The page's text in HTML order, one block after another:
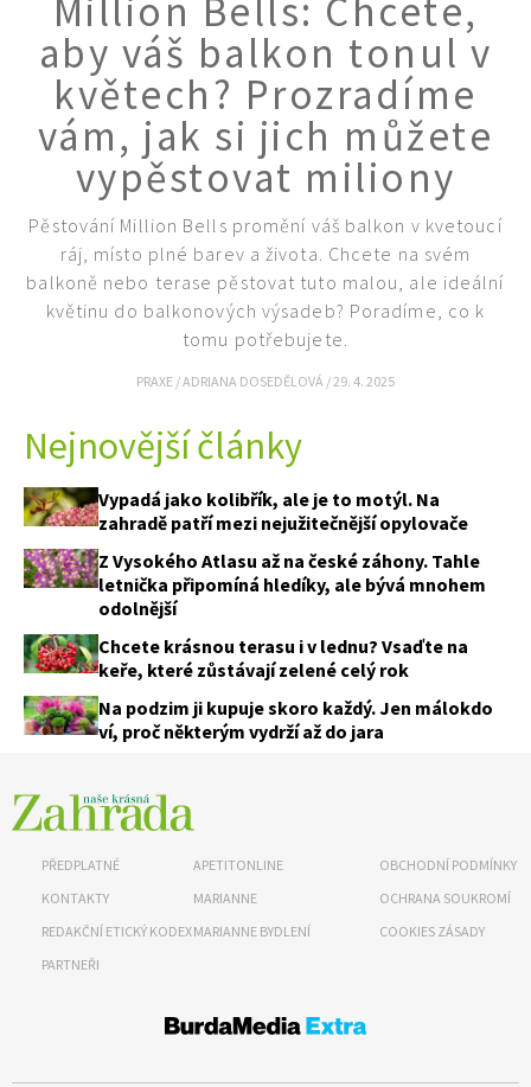
KVÍZY A TESTY
Naše krásná zahrada
Million Bells: Chcete,
aby váš balkon tonul v
květech? Prozradíme
vám, jak si jich můžete
vypěstovat miliony
Pěstování Million Bells promění váš balkon v kvetoucí
ráj, místo plné barev a života. Chcete na svém
balkoně nebo terase pěstovat tuto malou, ale ideální
květinu do balkonových výsadeb? Poradíme, co k
tomu potřebujete.
PRAXE /ADRIANA DOSEDĚLOVÁ / 29. 4. 2025
Nejnovější články
Vypadá jako kolibřík, ale je to motýl. Na
zahradě patří mezi nejužitečnější opylovače
Z Vysokého Atlasu až na české záhony. Tahle
letnička připomíná hledíky, ale bývá mnohem
odolnější
Chcete krásnou terasu i v lednu? Vsaďte na
keře, které zůstávají zelené celý rok
Na podzim ji kupuje skoro každý. Jen málokdo
ví, proč některým vydrží až do jara
PŘEDPLATNÉ
KONTAKTY
REDAKČNÍ ETICKÝ KODEX
PARTNEŘI
APETITONLINE
MARIANNE
MARIANNE BYDLENÍ
OBCHODNÍ PODMÍNKY
OCHRANA SOUKROMÍ
COOKIES ZÁSADY